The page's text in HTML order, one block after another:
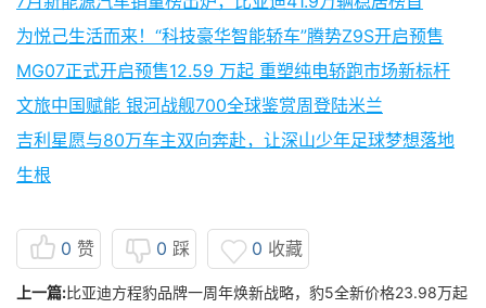
为悦己生活而来！“科技豪华智能轿车”腾势Z9S开启预售
MG07正式开启预售12.59 万起 重塑纯电轿跑市场新标杆
文旅中国赋能 银河战舰700全球鉴赏周登陆米兰
吉利星愿与80万车主双向奔赴，让深山少年足球梦想落地
生根
0 赞 0 踩 0 收藏
上一篇:比亚迪方程豹品牌一周年焕新战略，豹5全新价格23.98万起